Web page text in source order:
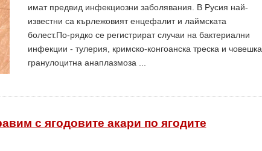
имат предвид инфекциозни заболявания. В Русия най-
известни са кърлежовият енцефалит и лаймската
болест.По-рядко се регистрират случаи на бактериални
инфекции - тулерия, кримско-конгоанска треска и човешка
гранулоцитна анаплазмоза ...
с ягодовите акари по ягодите